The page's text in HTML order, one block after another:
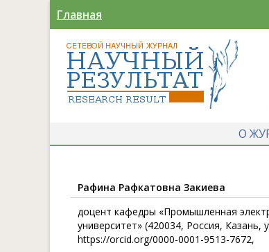
Главная
О
Рафина Рафкатовна Закиева
доцент кафедры «Промышленная
университет» (420034, Россия, Казань,
https://orcid.org/0000-0001-9513-7672,